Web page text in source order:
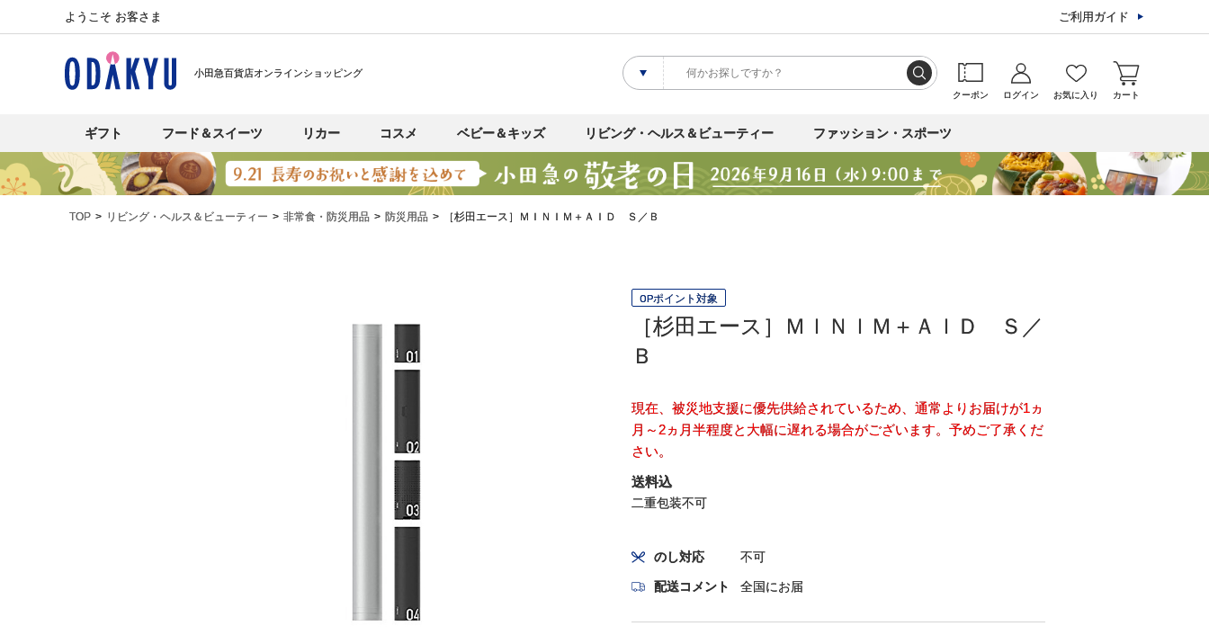
ようこそ お客さま ご利用ガイド
小田急百貨店オンラインショッピング
クーポン ログイン お気に入り カート
ギフト フード＆スイーツ リカー コスメ ベビー＆キッズ リビング・ヘルス＆ビューティー ファッション・スポーツ
TOP リビング・ヘルス＆ビューティー 非常食・防災用品 防災用品 ［杉田エース］ＭＩＮＩＭ＋ＡＩＤ Ｓ／Ｂ
OPポイント対象
［杉田エース］ＭＩＮＩＭ＋ＡＩＤ Ｓ／
Ｂ
現在、被災地支援に優先供給されているため、通常よりお届けが1ヵ
月～2ヵ月半程度と大幅に遅れる場合がございます。予めご了承くだ
さい。
送料込
二重包装不可
のし対応 不可
配送コメント 全国にお届